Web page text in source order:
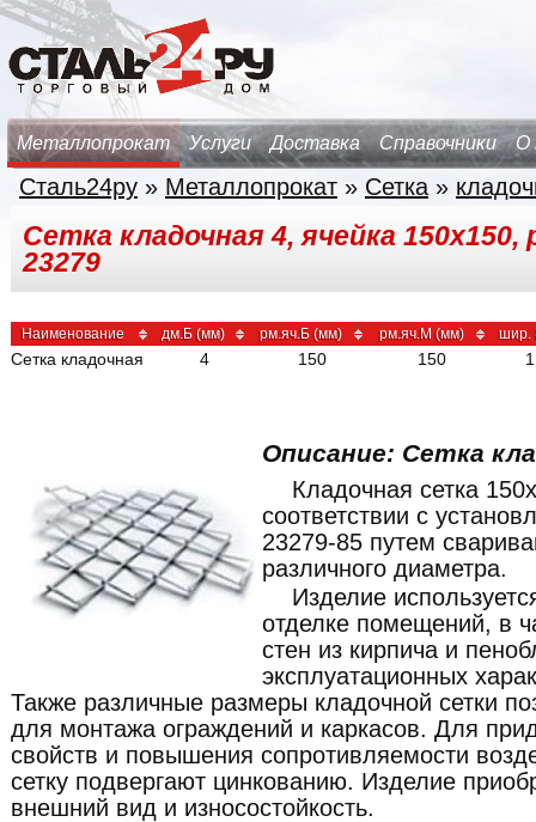
Металлопрокат Услуги Доставка Справочники О
Сталь24ру » Металлопрокат » Сетка »
Сетка кладочная 4, ячейка
23279
Наименование дм.Б (мм) рм.яч.Б (мм) рм.яч.М (мм) шир.
Сетка кладочная 4 150 150
Описание: Сетка
Кладочная сетка
соответствии с
23279-85 путем
различного диаметра.
Изделие
отделке помещений, в
стен из кирпича и
эксплуатационных
Также различные размеры кладочной сетки
для монтажа ограждений и каркасов. Для
свойств и повышения сопротивляемости
сетку подвергают цинкованию. Изделие
внешний вид и износостойкость.